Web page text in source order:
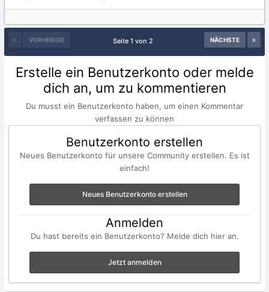
VORHERIGE NÄCHSTE
Seite 1 von 2
Erstelle ein Benutzerkonto oder melde
dich an, um zu kommentieren
Du musst ein Benutzerkonto haben, um einen Kommentar
verfassen zu können
Benutzerkonto erstellen
Neues Benutzerkonto für unsere Community erstellen. Es ist
einfach!
Neues Benutzerkonto erstellen
Anmelden
Du hast bereits ein Benutzerkonto? Melde dich hier an.
Jetzt anmelden